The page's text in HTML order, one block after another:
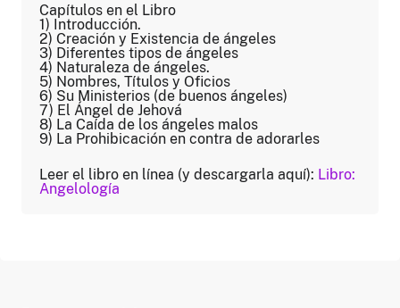
Capítulos en el Libro
1) Introducción.
2) Creación y Existencia de ángeles
3) Diferentes tipos de ángeles
4) Naturaleza de ángeles.
5) Nombres, Títulos y Oficios
6) Su Ministerios (de buenos ángeles)
7) El Ángel de Jehová
8) La Caída de los ángeles malos
9) La Prohibicación en contra de adorarles
Leer el libro en línea (y descargarla aquí): Libro:
Angelología